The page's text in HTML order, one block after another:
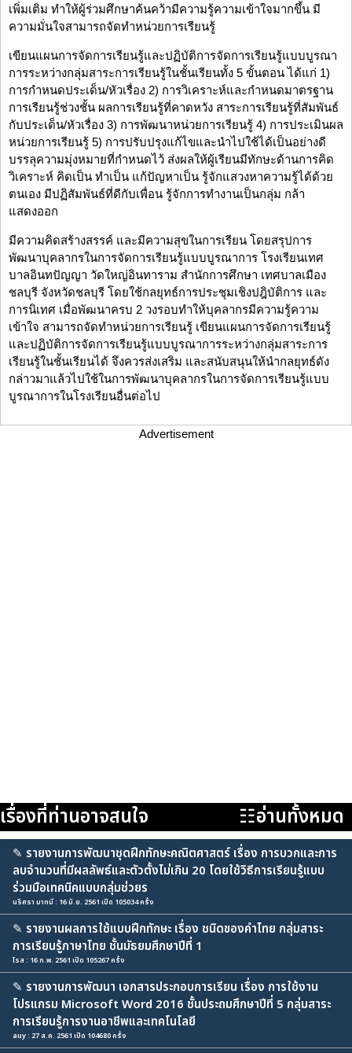
เพิ่มเติม ทำให้ผู้ร่วมศึกษาค้นคว้ามีความรู้ความเข้าใจมากขึ้น มี
ความมั่นใจสามารถจัดทำหน่วยการเรียนรู้
เขียนแผนการจัดการเรียนรู้และปฏิบัติการจัดการเรียนรู้แบบบูรณา
การระหว่างกลุ่มสาระการเรียนรู้ในชั้นเรียนทั้ง 5 ขั้นตอน ได้แก่ 1)
การกำหนดประเด็น/หัวเรื่อง 2) การวิเคราะห์และกำหนดมาตรฐาน
การเรียนรู้ช่วงชั้น ผลการเรียนรู้ที่คาดหวัง สาระการเรียนรู้ที่สัมพันธ์
กับประเด็น/หัวเรื่อง 3) การพัฒนาหน่วยการเรียนรู้ 4) การประเมินผล
หน่วยการเรียนรู้ 5) การปรับปรุงแก้ไขและนำไปใช้ได้เป็นอย่างดี
บรรลุความมุ่งหมายที่กำหนดไว้ ส่งผลให้ผู้เรียนมีทักษะด้านการคิด
วิเคราะห์ คิดเป็น ทำเป็น แก้ปัญหาเป็น รู้จักแสวงหาความรู้ได้ด้วย
ตนเอง มีปฏิสัมพันธ์ที่ดีกับเพื่อน รู้จักการทำงานเป็นกลุ่ม กล้า
แสดงออก
มีความคิดสร้างสรรค์ และมีความสุขในการเรียน โดยสรุปการ
พัฒนาบุคลากรในการจัดการเรียนรู้แบบบูรณาการ โรงเรียนเทศ
บาลอินทปัญญา วัดใหญ่อินทาราม สำนักการศึกษา เทศบาลเมือง
ชลบุรี จังหวัดชลบุรี โดยใช้กลยุทธ์การประชุมเชิงปฎิบัติการ และ
การนิเทศ เมื่อพัฒนาครบ 2 วงรอบทำให้บุคลากรมีความรู้ความ
เข้าใจ สามารถจัดทำหน่วยการเรียนรู้ เขียนแผนการจัดการเรียนรู้
และปฏิบัติการจัดการเรียนรู้แบบบูรณาการระหว่างกลุ่มสาระการ
เรียนรู้ในชั้นเรียนได้ จึงควรส่งเสริม และสนับสนุนให้นำกลยุทธ์ดัง
กล่าวมาแล้วไปใช้ในการพัฒนาบุคลากรในการจัดการเรียนรู้แบบ
บูรณาการในโรงเรียนอื่นต่อไป
Advertisement
เรื่องที่ท่านอาจสนใจ ☷อ่านทั้งหมด
✎ รายงานการพัฒนาชุดฝึกทักษะคณิตศาสตร์ เรื่อง การบวกและการ
ลบจำนวนที่มีผลลัพธ์และตัวตั้งไม่เกิน 20 โดยใช้วิธีการเรียนรู้แบบ
ร่วมมือเทคนิคแบบกลุ่มช่วยร
นริศรา มากมี : 16 มิ.ย. 2561 เปิด 105034 ครั้ง
✎ รายงานผลการใช้แบบฝึกทักษะ เรื่อง ชนิดของคำไทย กลุ่มสาระ
การเรียนรู้ภาษาไทย ชั้นมัธยมศึกษาปีที่ 1
โรส : 16 ก.พ. 2561 เปิด 105267 ครั้ง
✎ รายงานการพัฒนา เอกสารประกอบการเรียน เรื่อง การใช้งาน
โปรแกรม Microsoft Word 2016 ชั้นประถมศึกษาปีที่ 5 กลุ่มสาระ
การเรียนรู้การงานอาชีพและเทคโนโลยี
auy : 27 ส.ค. 2561 เปิด 104680 ครั้ง